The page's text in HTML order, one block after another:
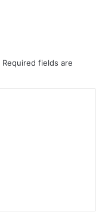
Required fields are